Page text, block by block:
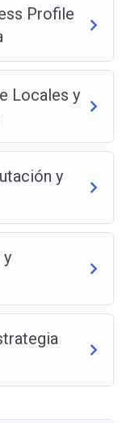
Profile
Locales y
y
y